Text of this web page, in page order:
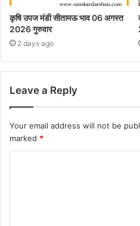
कृषि उपज मंडी सीतामऊ भाव 06 अगस्त
2026 गुरुवार
2 days ago
Leave a Reply
Your email address will not be
marked *